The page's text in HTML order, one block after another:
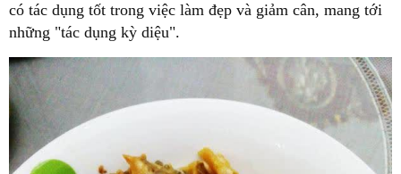
có tác dụng tốt trong việc làm đẹp và giảm cân, mang tới
những "tác dụng kỳ diệu".